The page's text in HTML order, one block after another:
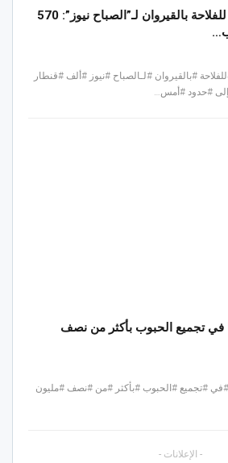
رئيس الاتحاد الجهوي للفلاحة بالقيروان لـ”الصباح نيوز”: 570
#بالقيروان #لـالصباح #نيوز #ألف #قنطار
#حدود #أمس…
في تجميع الحبوب بأكثر من نصف
#في #تجميع #الحبوب #بأكثر #من #نصف #مليون
- الإعلانات -